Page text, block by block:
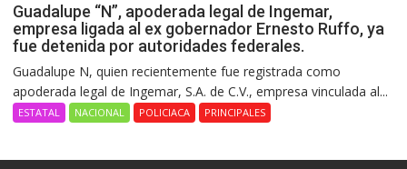
Guadalupe “N”, apoderada legal de Ingemar,
empresa ligada al ex gobernador Ernesto Ruffo, ya
fue detenida por autoridades federales.
Guadalupe N, quien recientemente fue registrada como
apoderada legal de Ingemar, S.A. de C.V., empresa vinculada al...
ESTATAL NACIONAL POLICIACA PRINCIPALES